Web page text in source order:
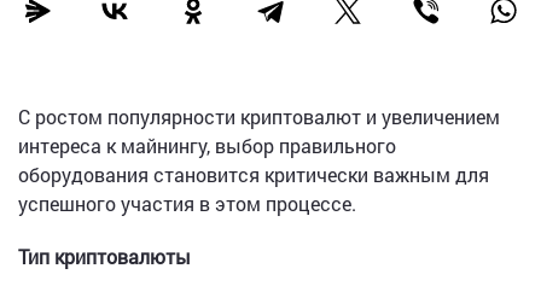
С ростом популярности криптовалют и увеличением
интереса к майнингу, выбор правильного
оборудования становится критически важным для
успешного участия в этом процессе.
Тип криптовалюты